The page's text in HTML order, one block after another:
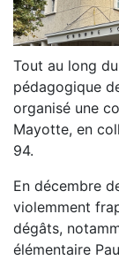
Tout au long
pédagogique
organisé une
Mayotte, en
94.
En décembre
violemment
dégâts,
élémentaire